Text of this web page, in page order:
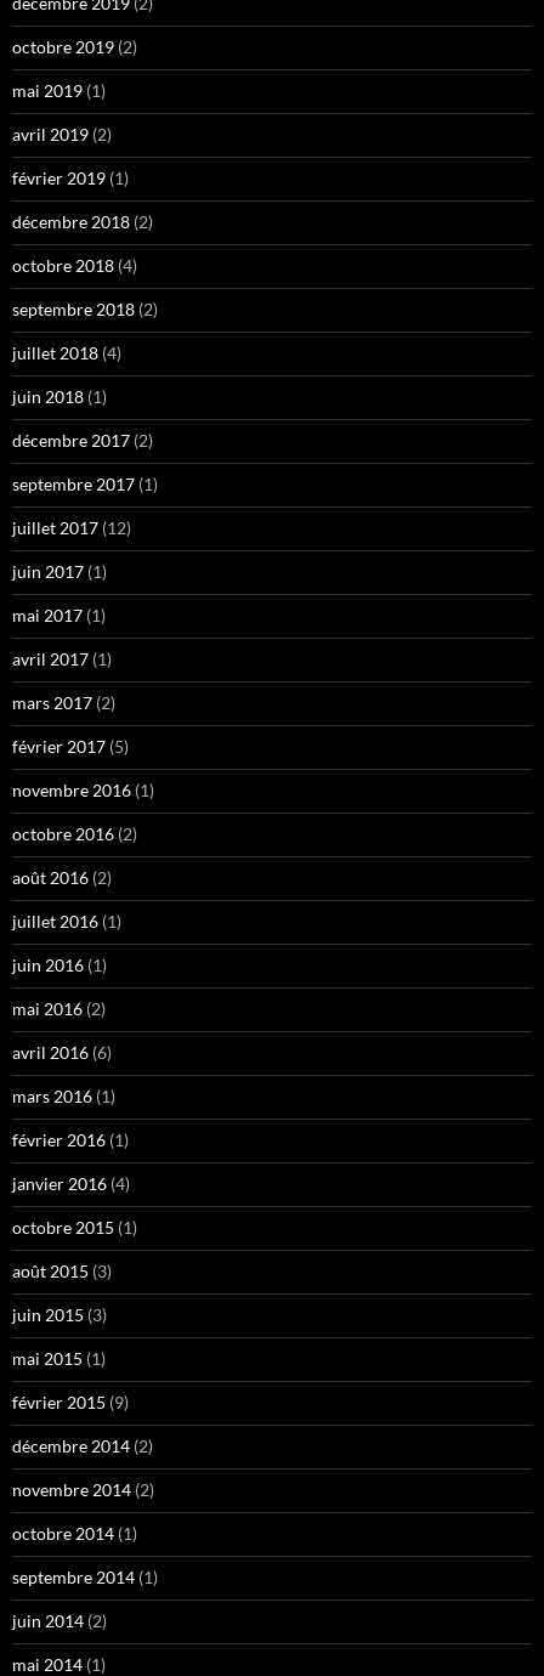
octobre 2019 (2)
mai 2019 (1)
avril 2019 (2)
février 2019 (1)
décembre 2018 (2)
octobre 2018 (4)
septembre 2018 (2)
juillet 2018 (4)
juin 2018 (1)
décembre 2017 (2)
septembre 2017 (1)
juillet 2017 (12)
juin 2017 (1)
mai 2017 (1)
avril 2017 (1)
mars 2017 (2)
février 2017 (5)
novembre 2016 (1)
octobre 2016 (2)
août 2016 (2)
juillet 2016 (1)
juin 2016 (1)
mai 2016 (2)
avril 2016 (6)
mars 2016 (1)
février 2016 (1)
janvier 2016 (4)
octobre 2015 (1)
août 2015 (3)
juin 2015 (3)
mai 2015 (1)
février 2015 (9)
décembre 2014 (2)
novembre 2014 (2)
octobre 2014 (1)
septembre 2014 (1)
juin 2014 (2)
mai 2014 (1)